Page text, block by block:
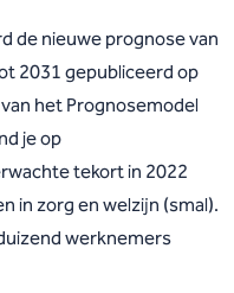
de nieuwe prognose van
2031 gepubliceerd op
het Prognosemodel
je op
tekort in 2022
in zorg en welzijn (smal).
werknemers